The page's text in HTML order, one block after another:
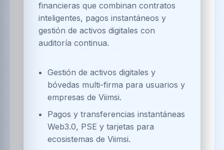
financieras que combinan contratos
inteligentes, pagos instantáneos y
gestión de activos digitales con
auditoría continua.
Gestión de activos digitales y
bóvedas multi-firma para usuarios y
empresas de Viimsi.
Pagos y transferencias instantáneas
Web3.0, PSE y tarjetas para
ecosistemas de Viimsi.